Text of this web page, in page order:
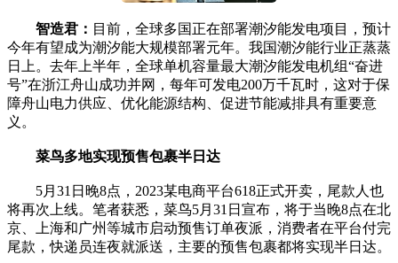
智造君： 目前，全球多国正在部署潮汐能发电项目，预计
今年有望成为潮汐能大规模部署元年。我国潮汐能行业正蒸蒸
日上。去年上半年，全球单机容量最大潮汐能发电机组“奋进
号”在浙江舟山成功并网，每年可发电200万千瓦时，这对于保
障舟山电力供应、优化能源结构、促进节能减排具有重要意
义。
菜鸟多地实现预售包裹半日达
5月31日晚8点，2023某电商平台618正式开卖，尾款人也
将再次上线。笔者获悉，菜鸟5月31日宣布，将于当晚8点在北
京、上海和广州等城市启动预售订单夜派，消费者在平台付完
尾款，快递员连夜就派送，主要的预售包裹都将实现半日达。